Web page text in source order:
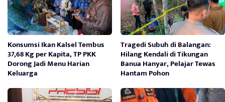
Konsumsi Ikan Kalsel Tembus
37,68 Kg per Kapita, TP PKK
Dorong Jadi Menu Harian
Keluarga
Tragedi Subuh di Balangan:
Hilang Kendali di Tikungan
Banua Hanyar, Pelajar Tewas
Hantam Pohon